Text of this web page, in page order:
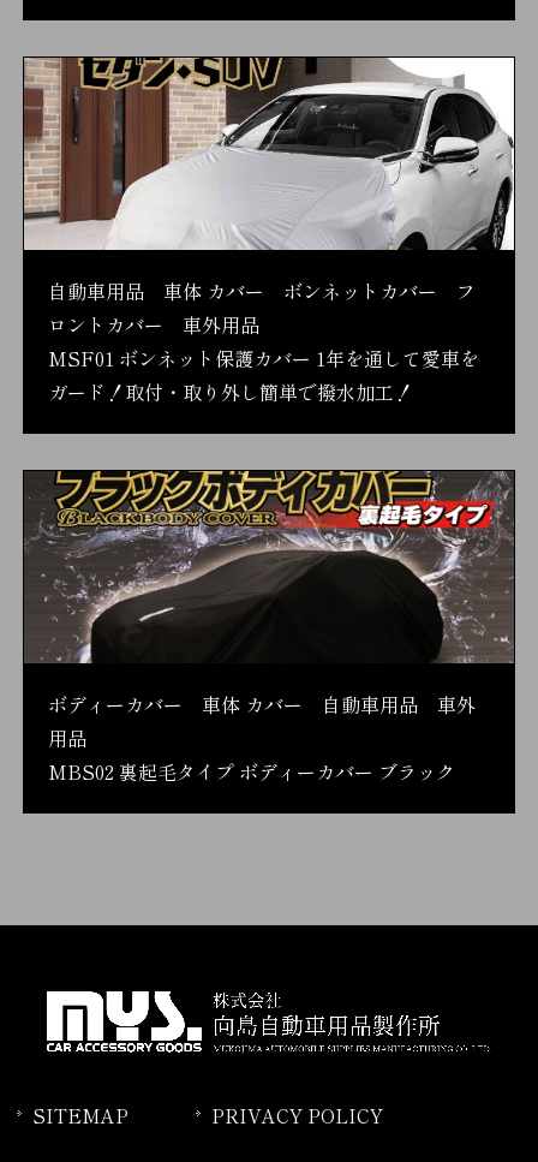
自動車用品 車体 カバー ボンネットカバー フ
ロントカバー 車外用品
MSF01 ボンネット保護カバー 1年を通して愛車を
ガード！取付・取り外し簡単で撥水加工！
ボディーカバー 車体 カバー 自動車用品 車外
用品
MBS02 裏起毛タイプ ボディーカバー ブラック
SITEMAP PRIVACY POLICY